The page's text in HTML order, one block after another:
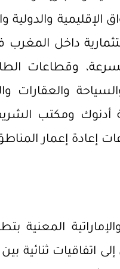
داخل
وقطاعات
والعقارات
أدنوك ومكتب
إعادة إعمار
المعنية
إلى اتفاقيات